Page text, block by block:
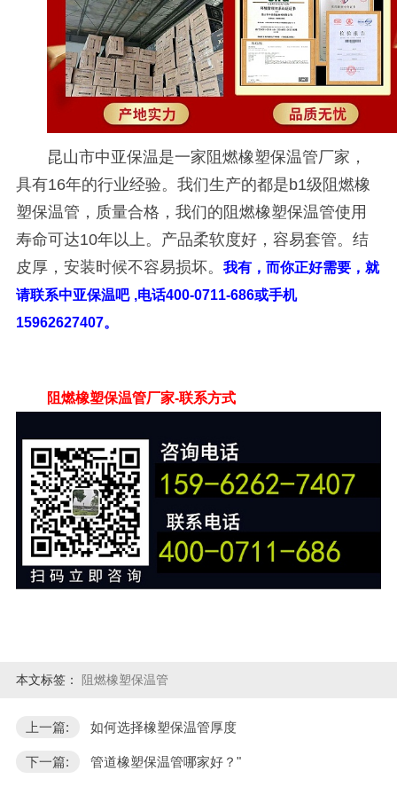
昆山市中亚保温是一家阻燃橡塑保温管厂家，
具有16年的行业经验。我们生产的都是b1级阻燃橡
塑保温管，质量合格，我们的阻燃橡塑保温管使用
寿命可达10年以上。产品柔软度好，容易套管。结
皮厚，安装时候不容易损坏。 我有，而你正好需要，就
请联系中亚保温吧 ,电话400-0711-686或手机
15962627407。
阻燃橡塑保温管厂家-联系方式
本文标签： 阻燃橡塑保温管
上一篇: 如何选择橡塑保温管厚度
下一篇: 管道橡塑保温管哪家好？"